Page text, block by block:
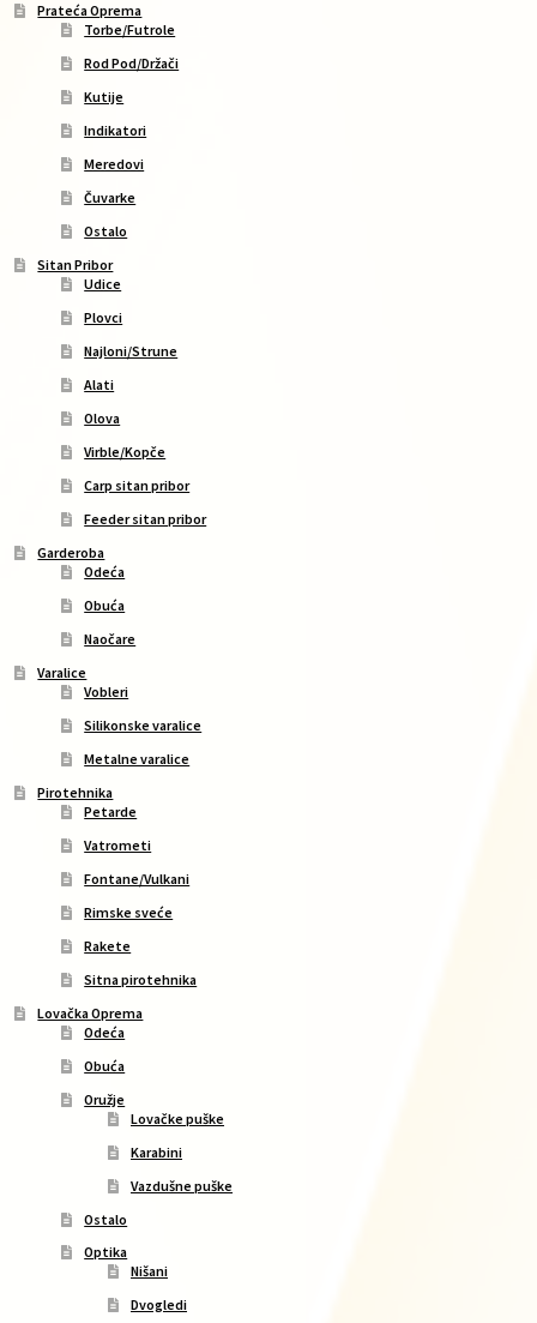
Prateća Oprema
Torbe/Futrole
Rod Pod/Držači
Kutije
Indikatori
Meredovi
Čuvarke
Ostalo
Sitan Pribor
Udice
Plovci
Najloni/Strune
Alati
Olova
Virble/Kopče
Carp sitan pribor
Feeder sitan pribor
Garderoba
Odeća
Obuća
Naočare
Varalice
Vobleri
Silikonske varalice
Metalne varalice
Pirotehnika
Petarde
Vatrometi
Fontane/Vulkani
Rimske sveće
Rakete
Sitna pirotehnika
Lovačka Oprema
Odeća
Obuća
Oružje
Lovačke puške
Karabini
Vazdušne puške
Ostalo
Optika
Nišani
Dvogledi